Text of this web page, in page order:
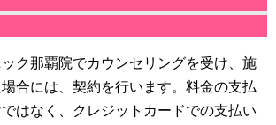
ク那覇院でカウンセリングを受け、施
合には、契約を行います。料金の支払
はなく、クレジットカードでの支払い